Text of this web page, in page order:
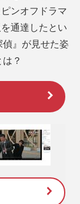
ンオフドラマ
通達したとい
偵』が見せた姿
？